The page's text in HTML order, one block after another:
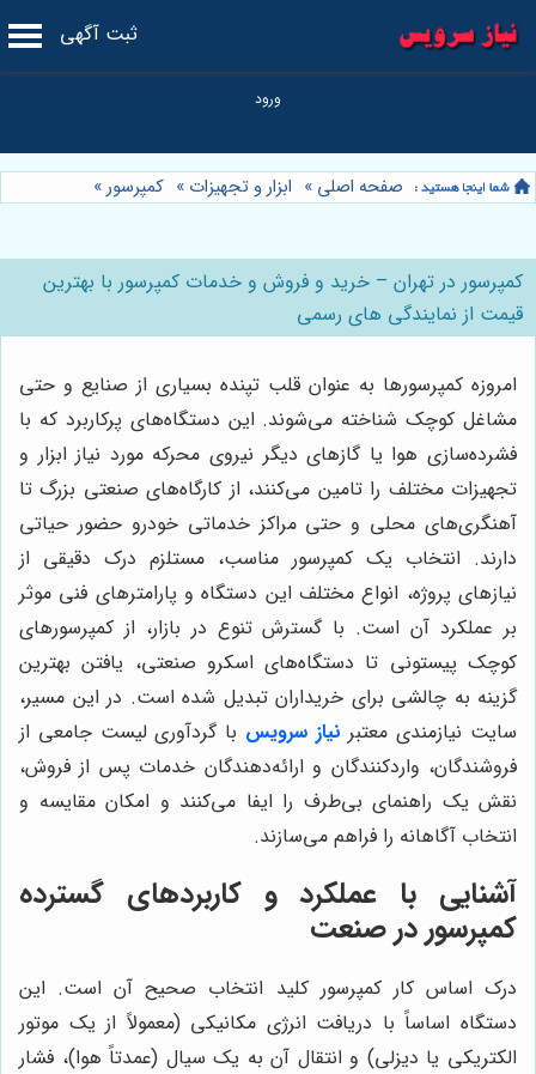
ثبت آگهی
صفحه اصلی » ابزار و تجهیزات » کمپرسور»
کمپرسور در تهران – خرید و فروش و خدمات کمپرسور با بهترین
قیمت از نمایندگی های رسمی
امروزه کمپرسورها به عنوان قلب تپنده بسیاری از صنایع و حتی
مشاغل کوچک شناخته می‌شوند. این دستگاه‌های پرکاربرد که با
فشرده‌سازی هوا یا گازهای دیگر نیروی محرکه مورد نیاز ابزار و
تجهیزات مختلف را تامین می‌کنند، از کارگاه‌های صنعتی بزرگ تا
آهنگری‌های محلی و حتی مراکز خدماتی خودرو حضور حیاتی
دارند. انتخاب یک کمپرسور مناسب، مستلزم درک دقیقی از
نیازهای پروژه، انواع مختلف این دستگاه و پارامترهای فنی موثر
بر عملکرد آن است. با گسترش تنوع در بازار، از کمپرسورهای
کوچک پیستونی تا دستگاه‌های اسکرو صنعتی، یافتن بهترین
گزینه به چالشی برای خریداران تبدیل شده است. در این مسیر،
سایت نیازمندی معتبر نیاز سرویس با گردآوری لیست جامعی از
فروشندگان، واردکنندگان و ارائه‌دهندگان خدمات پس از فروش،
نقش یک راهنمای بی‌طرف را ایفا می‌کنند و امکان مقایسه و
انتخاب آگاهانه را فراهم می‌سازند.
آشنایی با عملکرد و کاربردهای گسترده
کمپرسور در صنعت
درک اساس کار کمپرسور کلید انتخاب صحیح آن است. این
دستگاه اساساً با دریافت انرژی مکانیکی (معمولاً از یک موتور
الکتریکی یا دیزلی) و انتقال آن به یک سیال (عمدتاً هوا)، فشار